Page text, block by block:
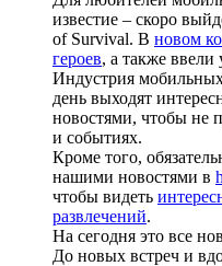
известие – скоро
of Survival. В новом
героев, а также
Индустрия
день выходят
новостями, чтобы не
и событиях.
Кроме того,
нашими новостями в
чтобы видеть
развлечений.
На сегодня это все
До новых встреч и